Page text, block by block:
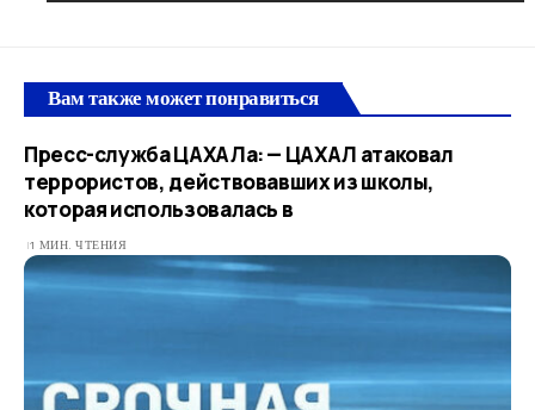
Вам также может понравиться
Пресс-служба ЦАХАЛа: — ЦАХАЛ атаковал
террористов, действовавших из школы,
которая использовалась в
1 МИН. ЧТЕНИЯ